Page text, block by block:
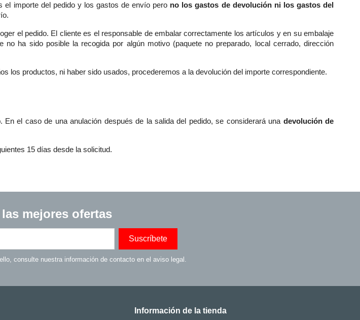
importe del pedido y los gastos de envío pero no los gastos de devolución ni los gastos del
el pedido. El cliente es el responsable de embalar correctamente los artículos y en su embalaje
ha sido posible la recogida por algún motivo (paquete no preparado, local cerrado, dirección
los productos, ni haber sido usados, procederemos a la devolución del importe correspondiente.
el caso de una anulación después de la salida del pedido, se considerará una devolución de
15 días desde la solicitud.
mejores ofertas
consulte nuestra información de contacto en el aviso legal.
Información de la tienda